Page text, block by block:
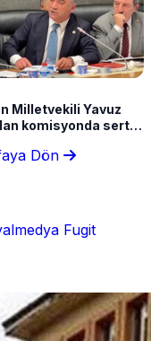
Milletvekili Yavuz
komisyonda sert
Dön
Fugit